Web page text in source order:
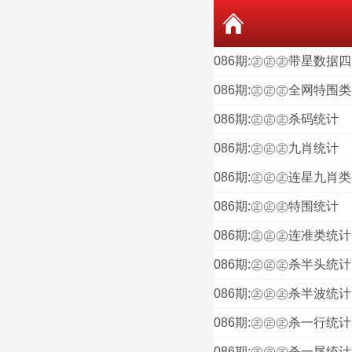
086期:㊣㊣㊣带星数据四
086期:㊣㊣㊣全网特围类
086期:㊣㊣㊣杀码统计
086期:㊣㊣㊣九肖统计
086期:㊣㊣㊣连星九肖类
086期:㊣㊣㊣特围统计
086期:㊣㊣㊣连准类统计
086期:㊣㊣㊣杀半头统计
086期:㊣㊣㊣杀半波统计
086期:㊣㊣㊣杀一行统计